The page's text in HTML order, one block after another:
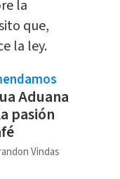
la
que,
la ley.
Aduana
pasión
Vindas